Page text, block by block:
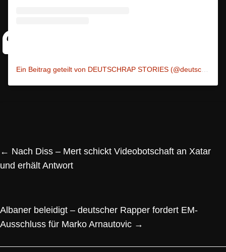
Ein Beitrag geteilt von DEUTSCHRAP STORIES (@deutschrap_stories)
← Nach Diss – Mert schickt Videobotschaft an Xatar
und erhält Antwort
Albaner beleidigt – deutscher Rapper fordert EM-
Ausschluss für Marko Arnautovic →